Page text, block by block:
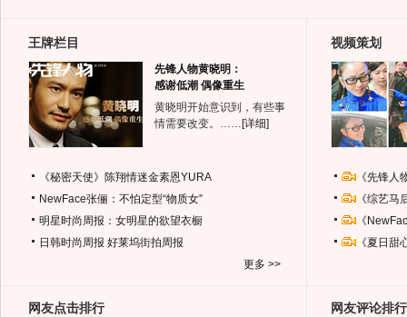
王牌栏目
先锋人物黄晓明：
感谢低潮 偶像重生
黄晓明开始意识到，有些事
情需要改变。…… [详细]
《秘密天使》陈翔情迷金素恩YURA
NewFace张俪：不怕定型“物质女”
明星时尚周报：女明星的欲望衣橱
日韩时尚周报 好莱坞街拍周报
更多 >>
视频策划
《先锋
《综艺
《
《夏日
网友点击排行 网友评论排行